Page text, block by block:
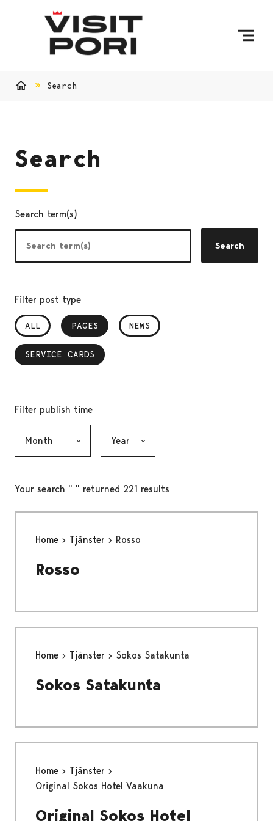
Search
Search
Search term(s)
Search
Filter post type
ALL PAGES
, SELECTED NEWS
SERVICE CARDS
, SELECTED
Filter publish time
Your search " " returned 221 results
Home Tjänster Rosso
Rosso
Home Tjänster Sokos Satakunta
Sokos Satakunta
Home
Tjänster
Original Sokos Hotel Vaakuna
Original Sokos Hotel